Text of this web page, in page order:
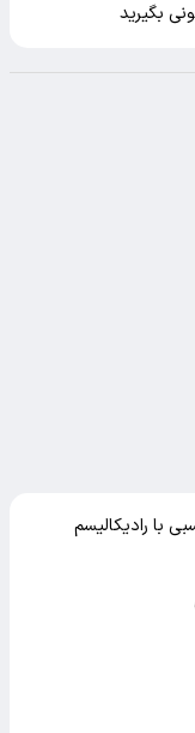
با رادیکالیسم